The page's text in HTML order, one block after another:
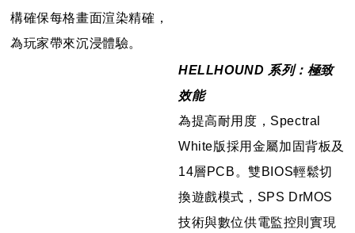
構確保每格畫面渲染精確，
為玩家帶來沉浸體驗。
HELLHOUND 系列：極致
效能
為提高耐用度，Spectral
White版採用金屬加固背板及
14層PCB。雙BIOS輕鬆切
換遊戲模式，SPS DrMOS
技術與數位供電監控則實現